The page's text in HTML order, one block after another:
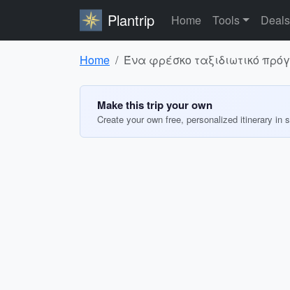
Plantrip Home Tools Deals
Home Ένα φρέσκο ταξιδιωτικό
Make this trip your own
Create your own free, personalized itinerary